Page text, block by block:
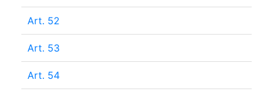
Art. 52
Art. 53
Art. 54